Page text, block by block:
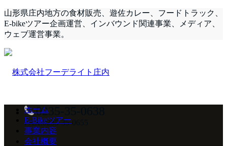
山形県庄内地方の食材販売、遊佐カレー、フードトラック、
E-bikeツアー企画運営、インバウンド関連事業、メディア、
ウェブ運営事業。
0235-35-0638
FAX:0235-35-0655
ホーム
E-Bikeツアー
事業内容
会社概要